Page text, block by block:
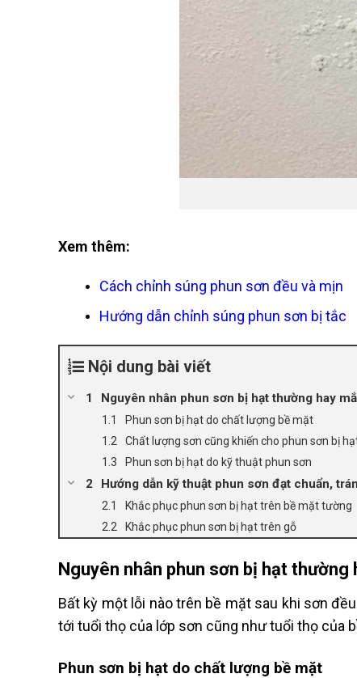
Xem thêm:
Cách chỉnh súng phun sơn đều và mịn
Hướng dẫn chỉnh súng phun sơn bị tắc
Nội dung bài viết
Nguyên nhân phun sơn bị hạt thường hay
Phun sơn bị hạt do chất lượng bề mặt
Chất lượng sơn cũng khiến cho phun sơn bị
Phun sơn bị hạt do kỹ thuật phun sơn
Hướng dẫn kỹ thuật phun sơn đạt chuẩn,
Khắc phục phun sơn bị hạt trên bề mặt tường
Khắc phục phun sơn bị hạt trên gỗ
Nguyên nhân phun sơn bị hạt thường
Bất kỳ một lỗi nào trên bề mặt sau khi sơn
tới tuổi thọ của lớp sơn cũng như tuổi thọ của
Phun sơn bị hạt do chất lượng bề mặt